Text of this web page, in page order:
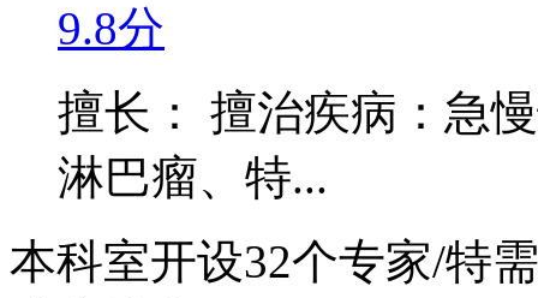
9.8分
擅长： 擅治疾病：急
淋巴瘤、特...
本科室开设32个专家/特